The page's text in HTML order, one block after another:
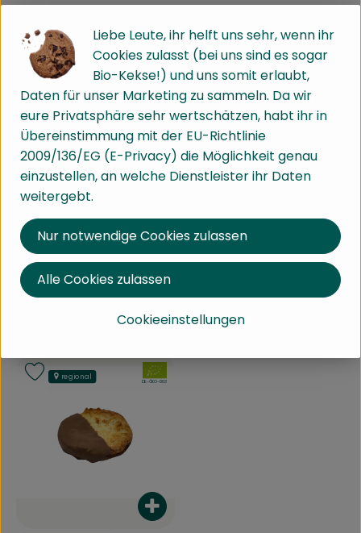
, Herkunft:
Baden-Württemberg
, Herkunft:
Baden-Württemberg
Dieser Artikel kann nur bis
zum 08.08.2026 geliefert
, Preis:
2,59 €/ Stück
Mandelhörnchen
Produkt zum Warenkorb
, Verband:
, Kontrollstelle:
DE-ÖKO-003
regional
Produkt zu Favouriten hinzufügen
, Herkunft:
Baden-Württemberg
, Verband:
regional
Produkt zu Favouriten
Produkt zum Warenkorb
, Verband:
, Kontrollstelle:
DE-ÖKO-003
regional
Produkt zu Favouriten hinzufügen
Liebe Leute, ihr helft uns sehr, wenn ihr
Cookies zulasst (bei uns sind es sogar
Bio-Kekse!) und uns somit erlaubt,
Daten für unser Marketing zu sammeln. Da wir
eure Privatsphäre sehr wertschätzen, habt ihr in
Übereinstimmung mit der EU-Richtlinie
2009/136/EG (E-Privacy) die Möglichkeit genau
einzustellen, an welche Dienstleister ihr Daten
weitergebt.
Cookieeinstellungen
Nur notwendige Cookies zulassen
Alle Cookies zulassen